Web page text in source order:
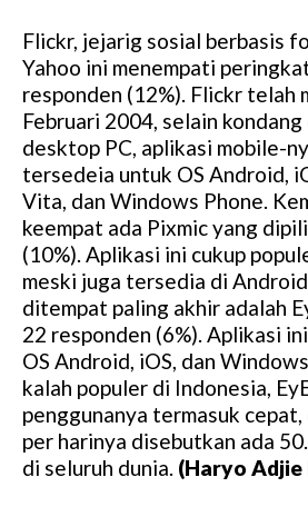
Flickr, jejarig sosial berbasis
Yahoo ini menempati
responden (12%). Flickr telah
Februari 2004, selain
desktop PC, aplikasi mobile-
tersedeia untuk OS Android,
Vita, dan Windows Phone.
keempat ada Pixmic yang
(10%). Aplikasi ini cukup
meski juga tersedia di Android
ditempat paling akhir adalah
22 responden (6%). Aplikasi
OS Android, iOS, dan
kalah populer di Indonesia,
penggunanya termasuk
per harinya disebutkan ada
di seluruh dunia. (Haryo Adjie